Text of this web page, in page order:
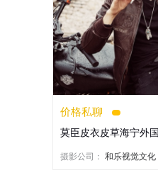
价格私聊
莫臣皮衣皮草海宁外国
摄影公司： 和乐视觉文化